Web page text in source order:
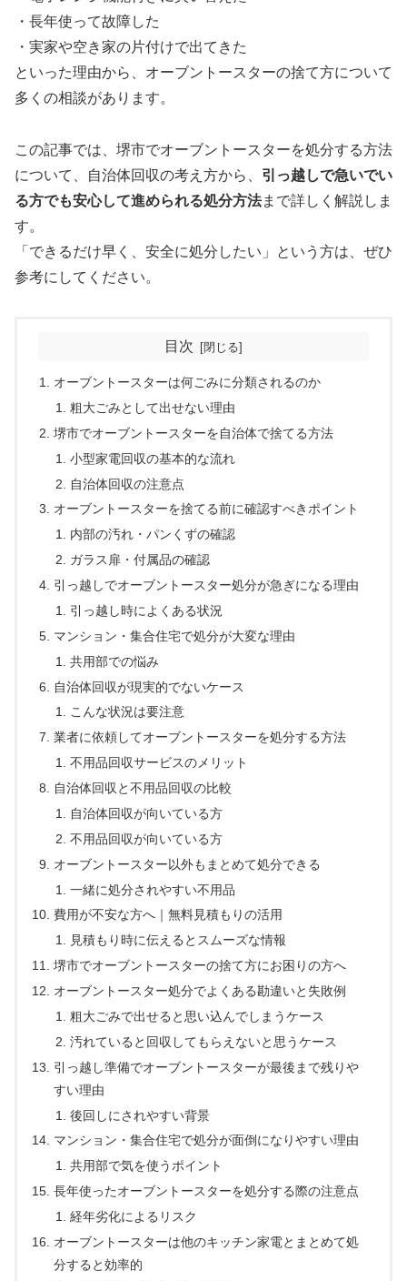
・長年使って故障した
・実家や空き家の片付けで出てきた
といった理由から、オーブントースターの捨て方について
多くの相談があります。
この記事では、堺市でオーブントースターを処分する方法
について、自治体回収の考え方から、 引っ越しで急いでい
る方でも安心して進められる処分方法まで詳しく解説しま
す。
「できるだけ早く、安全に処分したい」という方は、ぜひ
参考にしてください。
目次
オーブントースターは何ごみに分類されるのか
粗大ごみとして出せない理由
堺市でオーブントースターを自治体で捨てる方法
小型家電回収の基本的な流れ
自治体回収の注意点
オーブントースターを捨てる前に確認すべきポイント
内部の汚れ・パンくずの確認
ガラス扉・付属品の確認
引っ越しでオーブントースター処分が急ぎになる理由
引っ越し時によくある状況
マンション・集合住宅で処分が大変な理由
共用部での悩み
自治体回収が現実的でないケース
こんな状況は要注意
業者に依頼してオーブントースターを処分する方法
不用品回収サービスのメリット
自治体回収と不用品回収の比較
自治体回収が向いている方
不用品回収が向いている方
オーブントースター以外もまとめて処分できる
一緒に処分されやすい不用品
費用が不安な方へ｜無料見積もりの活用
見積もり時に伝えるとスムーズな情報
堺市でオーブントースターの捨て方にお困りの方へ
オーブントースター処分でよくある勘違いと失敗例
粗大ごみで出せると思い込んでしまうケース
汚れていると回収してもらえないと思うケース
引っ越し準備でオーブントースターが最後まで残りや
すい理由
後回しにされやすい背景
マンション・集合住宅で処分が面倒になりやすい理由
共用部で気を使うポイント
長年使ったオーブントースターを処分する際の注意点
経年劣化によるリスク
オーブントースターは他のキッチン家電とまとめて処
分すると効率的